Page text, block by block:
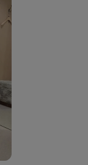
製品と画像のカラー
ております。実際の
る場合がございま
ご了承の上ご予約く